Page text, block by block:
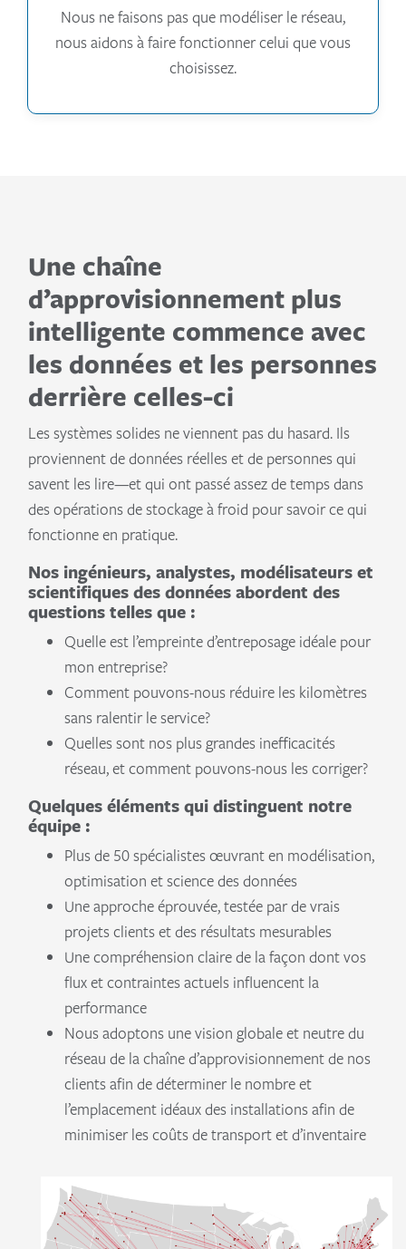
Nous ne faisons pas que modéliser le réseau,
nous aidons à faire fonctionner celui que vous
choisissez.
Une chaîne
d’approvisionnement plus
intelligente commence avec
les données et les personnes
derrière celles-ci
Les systèmes solides ne viennent pas du hasard. Ils
proviennent de données réelles et de personnes qui
savent les lire—et qui ont passé assez de temps dans
des opérations de stockage à froid pour savoir ce qui
fonctionne en pratique.
Nos ingénieurs, analystes, modélisateurs et
scientifiques des données abordent des
questions telles que :
Quelle est l’empreinte d’entreposage idéale pour
mon entreprise?
Comment pouvons-nous réduire les kilomètres
sans ralentir le service?
Quelles sont nos plus grandes inefficacités
réseau, et comment pouvons-nous les corriger?
Quelques éléments qui distinguent notre
équipe :
Plus de 50 spécialistes œuvrant en modélisation,
optimisation et science des données
Une approche éprouvée, testée par de vrais
projets clients et des résultats mesurables
Une compréhension claire de la façon dont vos
flux et contraintes actuels influencent la
performance
Nous adoptons une vision globale et neutre du
réseau de la chaîne d’approvisionnement de nos
clients afin de déterminer le nombre et
l’emplacement idéaux des installations afin de
minimiser les coûts de transport et d’inventaire